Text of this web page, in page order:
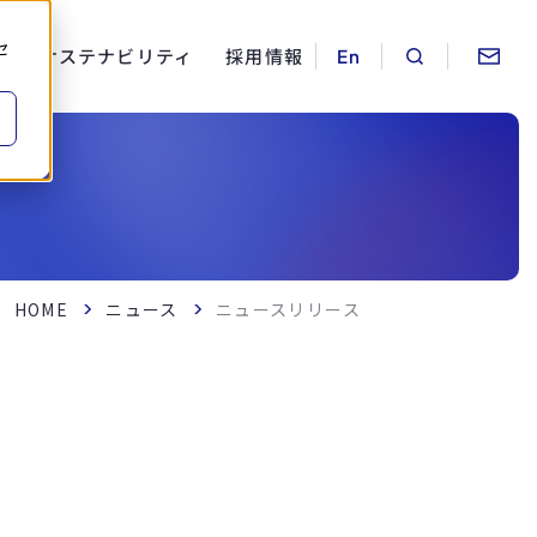
サステナビリティ 採用情報
HOME ニュース ニュースリリース